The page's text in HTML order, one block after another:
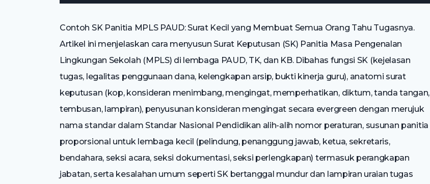
Contoh SK Panitia MPLS PAUD: Surat Kecil yang Membuat Semua Orang Tahu Tugasnya.
Artikel ini menjelaskan cara menyusun Surat Keputusan (SK) Panitia Masa Pengenalan
Lingkungan Sekolah (MPLS) di lembaga PAUD, TK, dan KB. Dibahas fungsi SK (kejelasan
tugas, legalitas penggunaan dana, kelengkapan arsip, bukti kinerja guru), anatomi surat
keputusan (kop, konsideran menimbang, mengingat, memperhatikan, diktum, tanda tangan,
tembusan, lampiran), penyusunan konsideran mengingat secara evergreen dengan merujuk
nama standar dalam Standar Nasional Pendidikan alih-alih nomor peraturan, susunan panitia
proporsional untuk lembaga kecil (pelindung, penanggung jawab, ketua, sekretaris,
bendahara, seksi acara, seksi dokumentasi, seksi perlengkapan) termasuk perangkapan
jabatan, serta kesalahan umum seperti SK bertanggal mundur dan lampiran uraian tugas